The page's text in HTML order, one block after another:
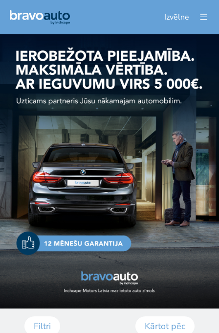
Izvēlne
Filtri Kārtot pēc